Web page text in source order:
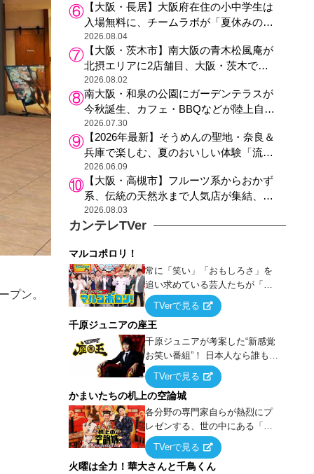
プン。
も、泉南ロングパークの
「海のマルシェ」がリニュ
【大阪・長居】大阪府在住の小中学生は
入場無料に、チームラボが「夏休みの自
由研究の課題に」と「ボタニカルガーデ
ン 大阪」へ招待
2026.08.04
【大阪・茨木市】南大阪の青木松風庵が
北摂エリアに2店舗目、大阪・茨木で
も“焼きたて”の月化粧が食べられる
2026.08.02
南大阪・和泉の公園にガーデンテラスが
今秋誕生、カフェ・BBQなどが陸上自衛
隊駐屯地近くの桜の名所・黒鳥山公園に
2026.07.30
【2026年最新】そうめんの聖地・奈良＆
兵庫で楽しむ、夏のおいしい体験「流し
そうめん体験」おすすめ3選
2026.06.09
【大阪・高槻市】フルーツ系からおかず
系、伝統の天然氷まで人気店が集結、高
槻阪急スクエアで「かき氷」祭り
2026.08.03
カンテレTVer
マルコポロリ！
常に「笑い」「おもしろさ」を
追い求めている芸人たちが「芸
能界」という大海原に漕ぎ出で
て、新たなオモシロ人間を発掘
する！
TVerで見る
千原ジュニアの座王
千原ジュニアが考案した“新感覚
お笑い番組”！ 日本人なら誰もが
馴染みのある『イス取りゲー
ム』をベースに、大喜利・ギャ
グ・モノボケ・歌…など様々な
お題で芸人がショートネタを競
い合う！
TVerで見る
かまいたちの机上の空論城
各分野の専門家自らが熱烈にプ
レゼンする、世の中にある「試
したことはないが、やってみた
らこうなる！…ハズ」という“机
上の空論”に若手芸人らがカラダ
TVerで見る
火曜は全力！華大さんと千鳥くん